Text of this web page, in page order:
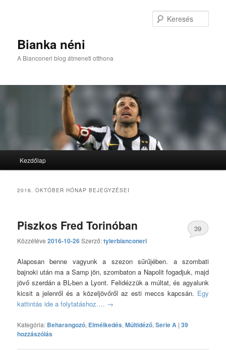
Bianka néni
A Bianconeri blog átmeneti otthona
Tovább az elsődleges tartalomra
Tovább a másodlagos tartalomra
Kezdőlap
2016. OKTÓBER HÓNAP BEJEGYZÉSEI
Piszkos Fred Torinóban
Közzétéve2016-10-26Szerző:tylerbianconeri
39
Alaposan benne vagyunk a szezon sűrűjében. a szombati
bajnoki után ma a Samp jön, szombaton a Napolit fogadjuk, majd
jövő szerdán a BL-ben a Lyont. Felidézzük a múltat, és agyalunk
kicsit a jelenről és a közeljövőről az esti meccs kapcsán. Egy
kattintás ide a folytatáshoz…. →
Kategória: Beharangozó, Elmélkedés,Múltidéző,Serie A |39
hozzászólás